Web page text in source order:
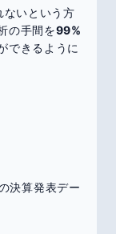
ないという方
の手間を99%
できるように
決算発表デー